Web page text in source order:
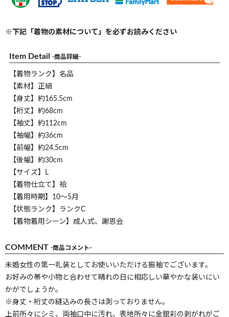
※下記「着物の素材について」を必ずお読みください
Item Detail -商品詳細-
【着物ランク】名品
【素材】正絹
【身丈】約165.5cm
【裄丈】約68cm
【袖丈】約112cm
【袖幅】約36cm
【前幅】約24.5cm
【後幅】約30cm
【サイズ】L
【着物仕立て】袷
【着用時期】10～5月
【状態ランク】ランクC
【着物着用シーン】成人式、謝恩会
COMMENT -商品コメント-
未婚女性の第一礼装としてお使いいただける振袖でございます。
お好みの帯や小物と合わせて晴れの日に相応しい華やかな装いにい
かがでしょうか。
※身丈・裄丈の縫込みの長さは測っておりません。
上前所々にシミ、両袖口中に汚れ、表地所々に金銀彩の剥がれがご